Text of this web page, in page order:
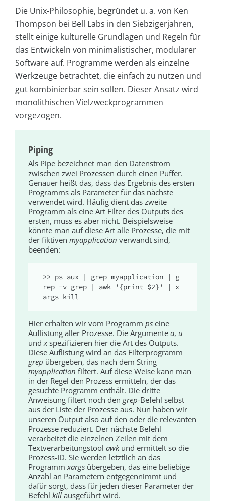
Die Unix-Philosophie, begründet u. a. von Ken
Thompson bei Bell Labs in den Siebzigerjahren,
stellt einige kulturelle Grundlagen und Regeln für
das Entwickeln von minimalistischer, modularer
Software auf. Programme werden als einzelne
Werkzeuge betrachtet, die einfach zu nutzen und
gut kombinierbar sein sollen. Dieser Ansatz wird
monolithischen Vielzweckprogrammen
vorgezogen.
Piping
Als Pipe bezeichnet man den Datenstrom
zwischen zwei Prozessen durch einen Puffer.
Genauer heißt das, dass das Ergebnis des ersten
Programms als Parameter für das nächste
verwendet wird. Häufig dient das zweite
Programm als eine Art Filter des Outputs des
ersten, muss es aber nicht. Beispielsweise
könnte man auf diese Art alle Prozesse, die mit
der fiktivenmyapplication verwandt sind,
beenden:
>> ps aux | grep myapplication | g
rep -v grep | awk '{print $2}' | x
args kill
Hier erhalten wir vom Programmps eine
Auflistung aller Prozesse. Die Argumentea, u
undxspezifizieren hier die Art des Outputs.
Diese Auflis­tung wird an das Filterprogramm
grep übergeben, das nach dem String
myapplication filtert. Auf diese Weise kann man
in der Regel den Prozess ermitteln, der das
gesuchte Programm enthält. Die dritte
Anweisung filtert noch den grep-Befehl selbst
aus der Liste der Prozesse aus. Nun haben wir
unseren Output also auf den oder die relevanten
Prozesse reduziert. Der nächste Befehl
verarbeitet die einzelnen Zeilen mit dem
Textverarbeitungstoolawkund ermittelt so die
Prozess-ID. Sie werden letztlich an das
Programmxargs übergeben, das eine beliebige
Anzahl an Parametern entgegennimmt und
dafür sorgt, dass für jeden dieser Parameter der
Befehlkill ausgeführt wird.